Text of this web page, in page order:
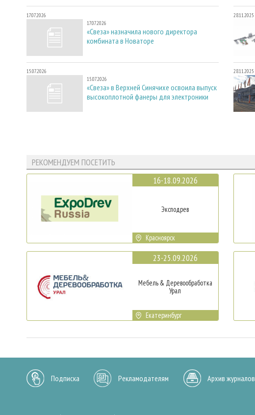
17.07.2026
17.07.2026
«Свеза» назначила нового директора
комбината в Новаторе
15.07.2026
15.07.2026
«Свеза» в Верхней Синячихе освоила выпуск
высокоплотной фанеры для электроники
28.11.2025
28.11.2025
РЕКОМЕНДУЕМ ПОСЕТИТЬ
16-18.09.2026
Эксподрев
Красноярск
23-25.09.2026
Мебель & Деревообработка
Урал
Екатеринбург
Подписка Рекламодателям Архив журналов